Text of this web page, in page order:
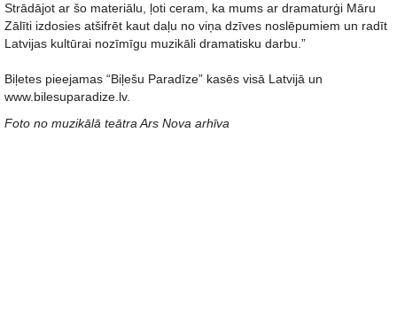
Strādājot ar šo materiālu, ļoti ceram, ka mums ar dramaturģi Māru
Zālīti izdosies atšifrēt kaut daļu no viņa dzīves noslēpumiem un radīt
Latvijas kultūrai nozīmīgu muzikāli dramatisku darbu.”
Biļetes pieejamas “Biļešu Paradīze” kasēs visā Latvijā un
www.bilesuparadize.lv.
Foto no muzikālā teātra Ars Nova arhīva